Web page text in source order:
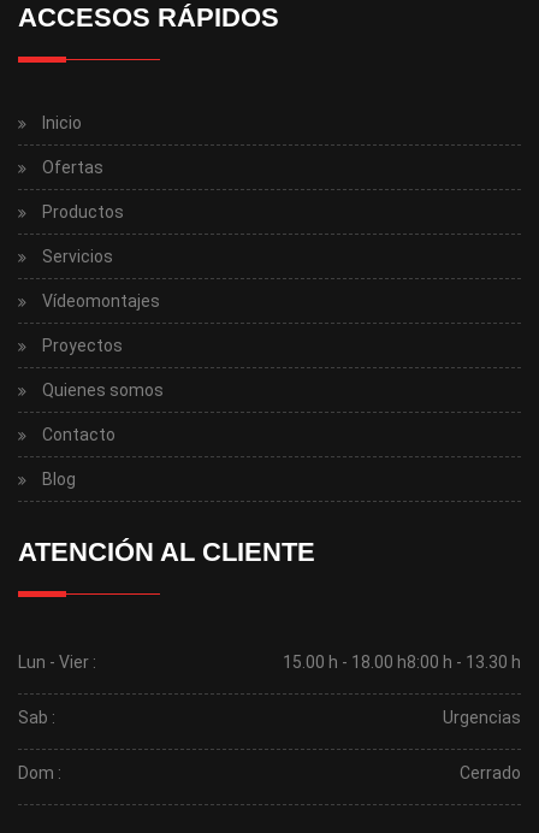
ACCESOS RÁPIDOS
Inicio
Ofertas
Productos
Servicios
Vídeomontajes
Proyectos
Quienes somos
Contacto
Blog
ATENCIÓN AL CLIENTE
Lun - Vier : 8:00 h - 13.30 h
15.00 h - 18.00 h
Sab : Urgencias
Dom : Cerrado